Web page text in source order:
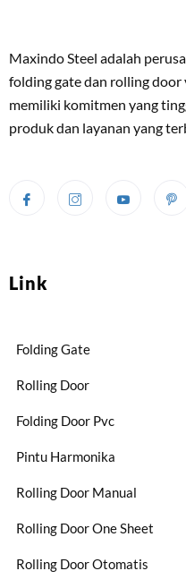
Maxindo Steel adalah
folding gate dan rolling
memiliki komitmen yang
produk dan layanan yang
Link
Folding Gate
Rolling Door
Folding Door Pvc
Pintu Harmonika
Rolling Door Manual
Rolling Door One Sheet
Rolling Door Otomatis